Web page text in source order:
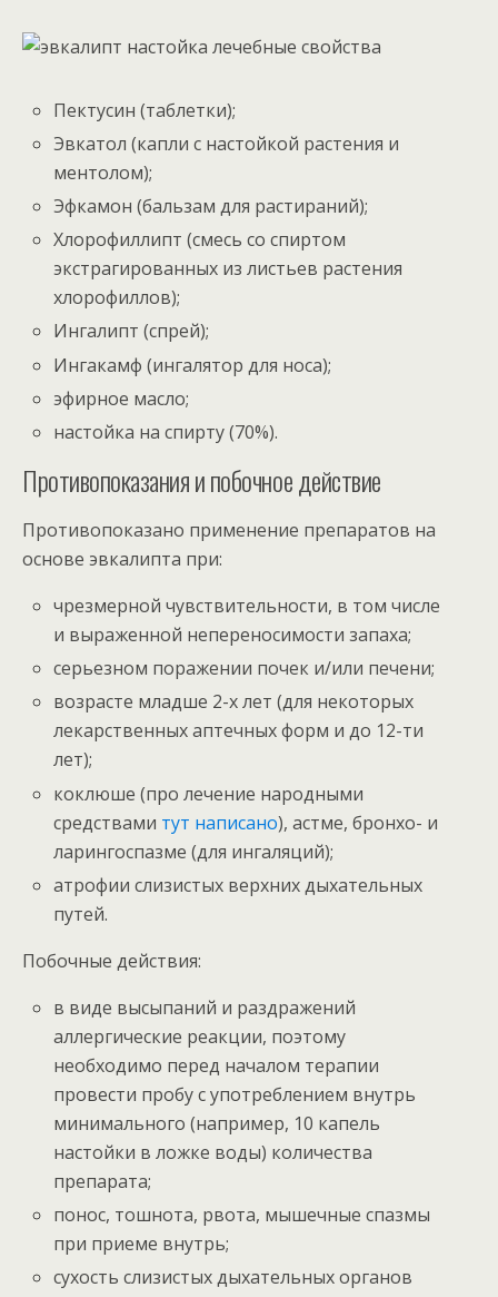
Пектусин (таблетки);
Эвкатол (капли с настойкой растения и
ментолом);
Эфкамон (бальзам для растираний);
Хлорофиллипт (смесь со спиртом
экстрагированных из листьев растения
хлорофиллов);
Ингалипт (спрей);
Ингакамф (ингалятор для носа);
эфирное масло;
настойка на спирту (70%).
Противопоказания и побочное действие
Противопоказано применение препаратов на
основе эвкалипта при:
чрезмерной чувствительности, в том числе
и выраженной непереносимости запаха;
серьезном поражении почек и/или печени;
возрасте младше 2-х лет (для некоторых
лекарственных аптечных форм и до 12-ти
лет);
коклюше (про лечение народными
средствами тут написано), астме, бронхо- и
ларингоспазме (для ингаляций);
атрофии слизистых верхних дыхательных
путей.
Побочные действия:
в виде высыпаний и раздражений
аллергические реакции, поэтому
необходимо перед началом терапии
провести пробу с употреблением внутрь
минимального (например, 10 капель
настойки в ложке воды) количества
препарата;
понос, тошнота, рвота, мышечные спазмы
при приеме внутрь;
сухость слизистых дыхательных органов